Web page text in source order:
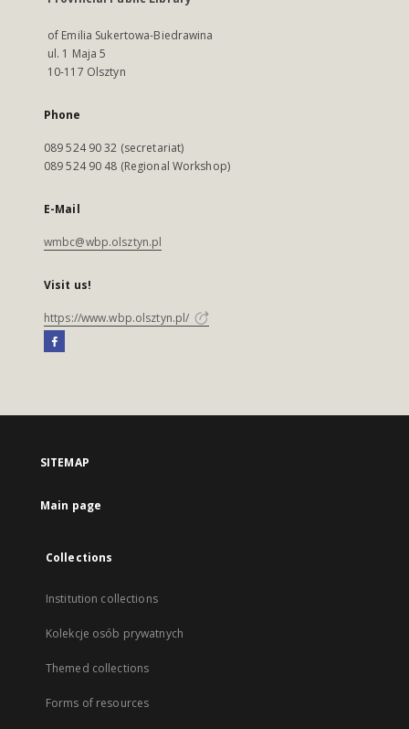
of Emilia Sukertowa-Biedrawina
ul. 1 Maja 5
10-117 Olsztyn
Phone
089 524 90 32 (secretariat)
089 524 90 48 (Regional Workshop)
E-Mail
wmbc@wbp.olsztyn.pl
Visit us!
https://www.wbp.olsztyn.pl/
SITEMAP
Main page
Collections
Institution collections
Kolekcje osób prywatnych
Themed collections
Forms of resources